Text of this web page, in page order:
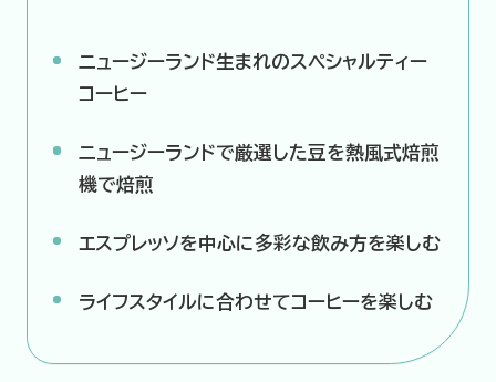
ニュージーランド生まれのスペシャルティー
コーヒー
ニュージーランドで厳選した豆を熱風式焙煎
機で焙煎
エスプレッソを中心に多彩な飲み方を楽しむ
ライフスタイルに合わせてコーヒーを楽しむ